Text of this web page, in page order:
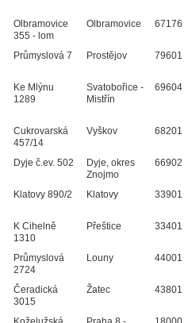
Olbramovice
355 - lom
Olbramovice 67176
Průmyslová 7 Prostějov 79601
Ke Mlýnu
1289
Svatobořice -
Mistřín
69604
Cukrovarská
457/14
Vyškov 68201
Dyje č.ev. 502
Dyje, okres
Znojmo
66902
Klatovy 890/2 Klatovy 33901
K Cihelně
1310
Přeštice 33401
Průmyslová
2724
Louny 44001
Čeradická
3015
Žatec 43801